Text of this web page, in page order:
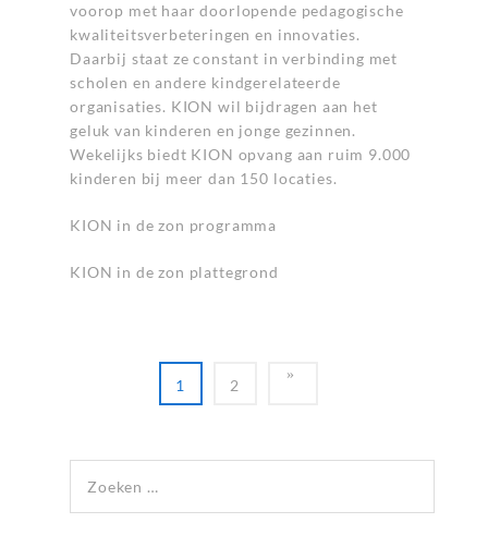
voorop met haar doorlopende pedagogische
kwaliteitsverbeteringen en innovaties.
Daarbij staat ze constant in verbinding met
scholen en andere kindgerelateerde
organisaties. KION wil bijdragen aan het
geluk van kinderen en jonge gezinnen.
Wekelijks biedt KION opvang aan ruim 9.000
kinderen bij meer dan 150 locaties.
KION in de zon programma
KION in de zon plattegrond
1 2